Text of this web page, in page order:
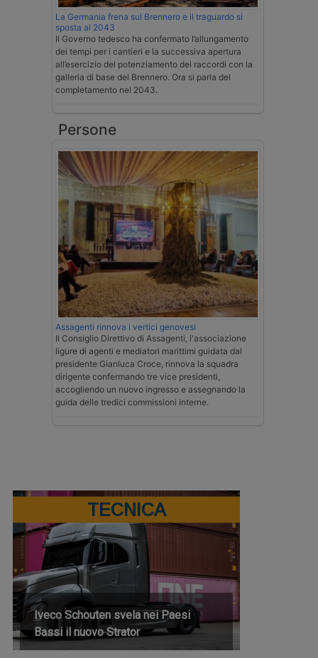
La Germania frena sul Brennero e il traguardo si
sposta al 2043
Il Governo tedesco ha confermato l’allungamento
dei tempi per i cantieri e la successiva apertura
all’esercizio del potenziamento dei raccordi con la
galleria di base del Brennero. Ora si parla del
completamento nel 2043.
Persone
Assagenti rinnova i vertici genovesi
Il Consiglio Direttivo di Assagenti, l'associazione
ligure di agenti e mediatori marittimi guidata dal
presidente Gianluca Croce, rinnova la squadra
dirigente confermando tre vice presidenti,
accogliendo un nuovo ingresso e assegnando la
guida delle tredici commissioni interne.
TECNICA
Iveco Schouten svela nei Paesi
Bassi il nuovo Strator